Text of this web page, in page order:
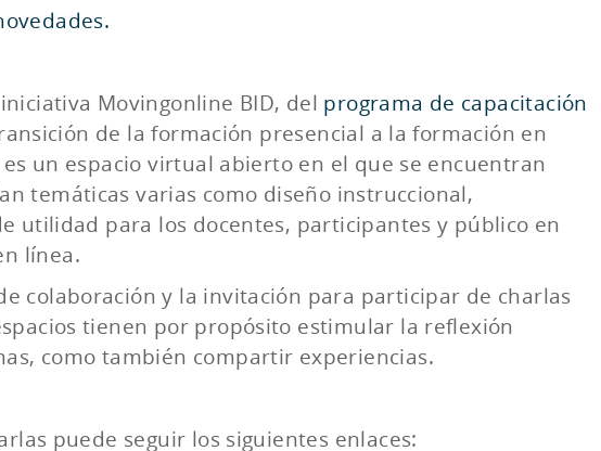
Movingonline BID, del programa de capacitación
de la formación presencial a la formación en
un espacio virtual abierto en el que se encuentran
temáticas varias como diseño instruccional,
utilidad para los docentes, participantes y público en
línea.
colaboración y la invitación para participar de charlas
tienen por propósito estimular la reflexión
como también compartir experiencias.
puede seguir los siguientes enlaces: